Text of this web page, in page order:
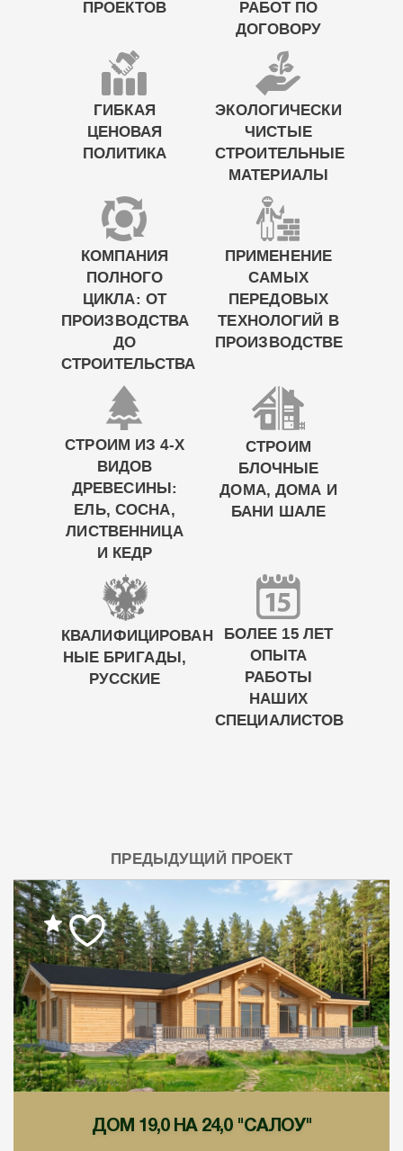
ПРОЕКТОВ
РАБОТ ПО
ДОГОВОРУ
ГИБКАЯ
ЦЕНОВАЯ
ПОЛИТИКА
ЭКОЛОГИЧЕСКИ
ЧИСТЫЕ
СТРОИТЕЛЬНЫЕ
МАТЕРИАЛЫ
КОМПАНИЯ
ПОЛНОГО
ЦИКЛА: ОТ
ПРОИЗВОДСТВА
ДО
СТРОИТЕЛЬСТВА
ПРИМЕНЕНИЕ
САМЫХ
ПЕРЕДОВЫХ
ТЕХНОЛОГИЙ В
ПРОИЗВОДСТВЕ
СТРОИМ ИЗ 4-Х
ВИДОВ
ДРЕВЕСИНЫ:
ЕЛЬ, СОСНА,
ЛИСТВЕННИЦА
И КЕДР
СТРОИМ
БЛОЧНЫЕ
ДОМА, ДОМА И
БАНИ ШАЛЕ
КВАЛИФИЦИРОВАН
НЫЕ БРИГАДЫ,
РУССКИЕ
БОЛЕЕ 15 ЛЕТ
ОПЫТА
РАБОТЫ
НАШИХ
СПЕЦИАЛИСТОВ
ПРЕДЫДУЩИЙ ПРОЕКТ
ДОМ 19,0 НА 24,0 "САЛОУ"